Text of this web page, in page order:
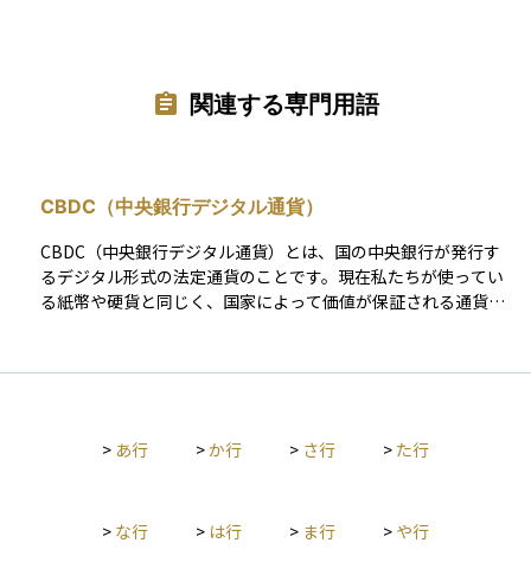
関連する専門用語
CBDC（中央銀行デジタル通貨）
CBDC（中央銀行デジタル通貨）とは、国の中央銀行が発行す
るデジタル形式の法定通貨のことです。現在私たちが使ってい
る紙幣や硬貨と同じく、国家によって価値が保証される通貨で
暗号資産とは異なり、価格の安定性や信用力が国家の信用によ
サービスにアクセスできない人々への支援（金融包摂）や、送
発行や流通量の管理など、経済全体への影響力を高めるツール
> あ行 >か行 > さ行 > た行
> な行 > は行 > ま行 > や行